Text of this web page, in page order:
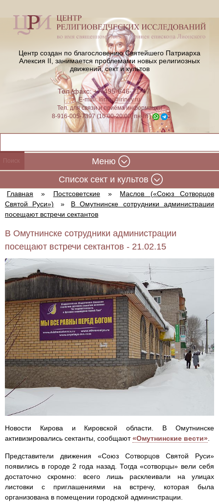
Центр создан по благословению Святейшего Патриарха
Алексия II, занимается проблемами новых религиозных
движений, сект и культов
Тел./факс: +7-495-646-71-47
E-mail:iriney@iriney.ru
Тел. для связи и приёма информации
8-916-005-7397 (10:00-20:00, пн-пт)
Меню
Cписок сект и культов
Главная » Постсоветские »
Маслов («Союз Сотворцов
Святой Руси»)
»
В Омутнинске сотрудники администрации
посещают встречи сектантов
В Омутнинске сотрудники администрации
посещают встречи сектантов - 21.02.15
Новости Кирова и Кировской области. В Омутнинске
активизировались сектанты, сообщают«Омутнинские вести»
Представители движения «Союз Сотворцов Святой Руси»
появились в городе 2 года назад. Тогда «сотворцы» вели себя
достаточно скромно: всего лишь расклеивали на улицах
листовки с приглашениями на встречу, которая была
организована в помещении городской администрации.